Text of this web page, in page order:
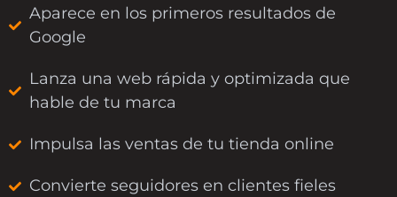
Aparece en los primeros resultados de
Google
Lanza una web rápida y optimizada que
hable de tu marca
Impulsa las ventas de tu tienda online
Convierte seguidores en clientes fieles